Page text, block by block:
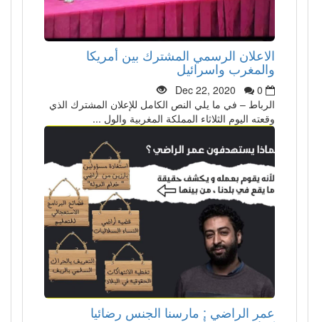
الاعلان الرسمي المشترك بين أمريكا
والمغرب واسرائيل
Dec 22, 2020
0
الرباط – في ما يلي النص الكامل للإعلان المشترك الذي
وقعته اليوم الثلاثاء المملكة المغربية والول ...
عمر الراضي : مارسنا الجنس رضائيا